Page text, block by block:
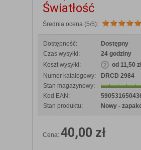
Światłość
Średnia ocena (5/5):
Dostępność:
Dostępny
Czas wysyłki:
24 godziny
Koszt wysyłki:
od 11,50 zł
Numer katalogowy:
DRCD 2984
Stan magazynowy:
Kod EAN:
Stan produktu:
Nowy -
Cena: 40,00 zł